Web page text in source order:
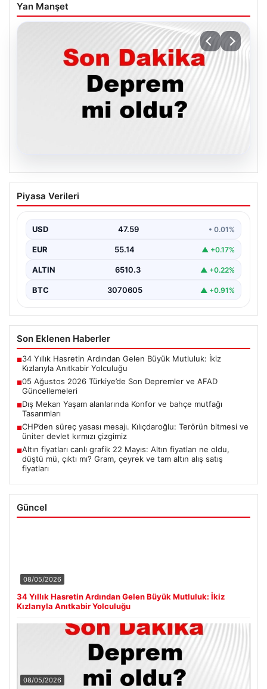
Yan Manşet
05.08.2026
05 Ağustos 2026 Türkiye’de Son
Depremler ve AFAD Güncellemeleri
05 Ağustos 2026 tarihinde gerçekleşen depremlerle
ilgili son…
Piyasa Verileri
USD 47.59 • 0.01%
EUR 55.14 ▲ +0.17%
ALTIN 6510.3 ▲ +0.22%
BTC 3070605 ▲ +0.91%
Son Eklenen Haberler
■34 Yıllık Hasretin Ardından Gelen Büyük Mutluluk: İkiz
Kızlarıyla Anıtkabir Yolculuğu
■05 Ağustos 2026 Türkiye’de Son Depremler ve AFAD
Güncellemeleri
■Dış Mekan Yaşam alanlarında Konfor ve bahçe mutfağı
Tasarımları
■CHP’den süreç yasası mesajı. Kılıçdaroğlu: Terörün bitmesi ve
üniter devlet kırmızı çizgimiz
■Altın fiyatları canlı grafik 22 Mayıs: Altın fiyatları ne oldu,
düştü mü, çıktı mı? Gram, çeyrek ve tam altın alış satış
fiyatları
Güncel
08/05/2026
34 Yıllık Hasretin Ardından Gelen Büyük Mutluluk: İkiz
Kızlarıyla Anıtkabir Yolculuğu
08/05/2026